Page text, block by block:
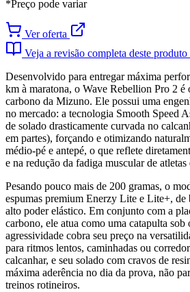
*Preço pode variar
Ver oferta
Veja a revisão completa deste
Desenvolvido para entregar máxima
km à maratona, o Wave Rebellion Pro 2 é
carbono da Mizuno. Ele possui uma
no mercado: a tecnologia Smooth Speed
de solado drasticamente curvada no
em partes), forçando e otimizando
médio-pé e antepé, o que reflete
e na redução da fadiga muscular de atletas
Pesando pouco mais de 200 gramas, o
espumas premium Enerzy Lite e Lite+, de
alto poder elástico. Em conjunto com a
carbono, ele atua como uma catapulta sob
agressividade cobra seu preço na
para ritmos lentos, caminhadas ou
calcanhar, e seu solado com cravos de
máxima aderência no dia da prova, não
treinos rotineiros.